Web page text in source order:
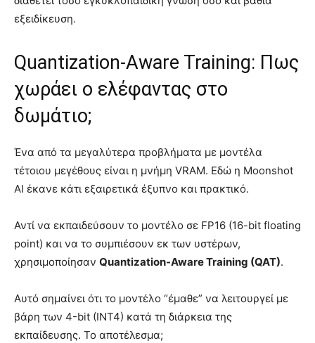
εξειδίκευση.
Quantization-Aware Training: Πως
χωράει ο ελέφαντας στο
δωμάτιο;
Ένα από τα μεγαλύτερα προβλήματα με μοντέλα
τέτοιου μεγέθους είναι η μνήμη VRAM. Εδώ η Moonshot
AI έκανε κάτι εξαιρετικά έξυπνο και πρακτικό.
Αντί να εκπαιδεύσουν το μοντέλο σε FP16 (16-bit floating
point) και να το συμπιέσουν εκ των υστέρων,
χρησιμοποίησαν Quantization-Aware Training (QAT).
Αυτό σημαίνει ότι το μοντέλο “έμαθε” να λειτουργεί με
βάρη των 4-bit (INT4) κατά τη διάρκεια της
εκπαίδευσης. Το αποτέλεσμα;